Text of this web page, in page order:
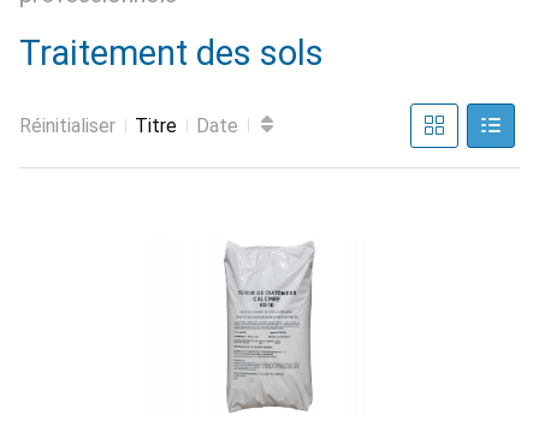
Traitement des sols
Réinitialiser Titre Date